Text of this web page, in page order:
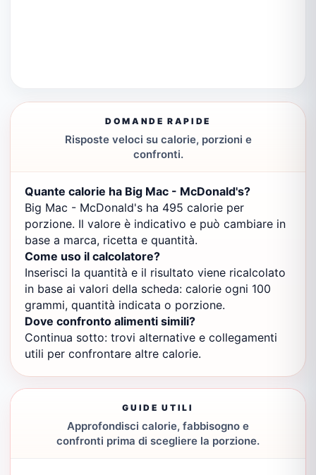
DOMANDE RAPIDE
Risposte veloci su calorie, porzioni e
confronti.
Quante calorie ha Big Mac - McDonald's?
Big Mac - McDonald's ha 495 calorie per
porzione. Il valore è indicativo e può cambiare in
base a marca, ricetta e quantità.
Come uso il calcolatore?
Inserisci la quantità e il risultato viene ricalcolato
in base ai valori della scheda: calorie ogni 100
grammi, quantità indicata o porzione.
Dove confronto alimenti simili?
Continua sotto: trovi alternative e collegamenti
utili per confrontare altre calorie.
GUIDE UTILI
Approfondisci calorie, fabbisogno e
confronti prima di scegliere la porzione.